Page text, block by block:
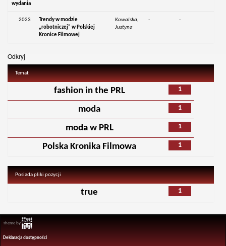
wydania
2023
Trendy w modzie
„robotniczej” w Polskiej
Kronice Filmowej
Kowalska,
Justyna
- -
Odkryj
Temat
1
fashion in the PRL
1
moda
1
moda w PRL
1
Polska Kronika Filmowa
Posiada pliki pozycji
1
true
Theme by
Deklaracja dostępności